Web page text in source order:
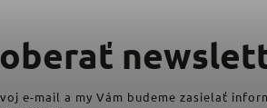
e-mail a my Vám budeme zasielať